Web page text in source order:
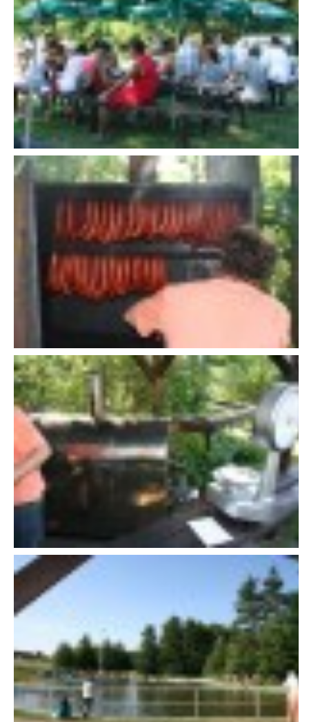
VAROVÁNÍ OBYVATELSTVA
HASIČSKÉ DESATERO
SVATÝ FLORIÁN
ODKAZY NA WWW.STRÁNKY
SDH Licomělice
538 03 Heřmanův Městec
Bankovní spojení:
224985128/0600
Gmail: sdhlicomelice@gmail.com
607 276 682 - starosta SDH
sdhlicomelice@seznam.cz
© 2026 eStránky.cz